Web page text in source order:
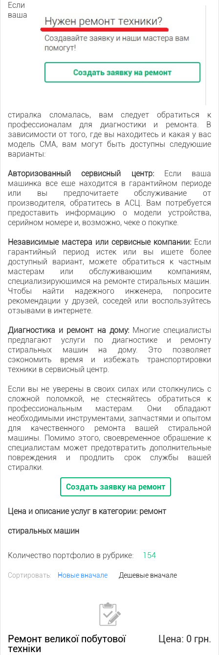
Если
ваша
стиралка сломалась, вам следует обратиться к
профессионалам для диагностики и ремонта. В
зависимости от того, где вы находитесь и какая у вас
модель СМА, вам могут быть доступны следующие
варианты:
Авторизованный сервисный центр:Если ваша
машинка все еще находится в гарантийном периоде
или вы предпочитаете обслуживание от
производителя, обратитесь в АСЦ. Вам потребуется
предоставить информацию о модели устройства,
серийном номере и, возможно, чеке о покупке.
Независимые мастера или сервисные компании: Если
гарантийный период истек или вы ищете более
доступный вариант, можете обратиться к частным
мастерам или обслуживающим компаниям,
специализирующимся на ремонте стиральных машин.
Чтобы найти надежного инженера, попросите
рекомендации у друзей, соседей или воспользуйтесь
отзывами в интернете.
Диагностика и ремонт на дому:Многие специалисты
предлагают услуги по диагностике и ремонту
стиральных машин на дому. Это позволяет
сэкономить время и избежать транспортировки
техники в сервисный центр.
Если вы не уверены в своих силах или столкнулись с
сложной поломкой, не стесняйтесь обратиться к
профессиональным мастерам. Они обладают
необходимыми инструментами, запчастями и опытом
для качественного ремонта вашей стиральной
машины. Помимо этого, своевременное обращение к
специалистам может предотвратить дополнительные
повреждения и продлить срок службы вашей
стиралки.
Создать заявку на ремонт
Цена и описание услуг в категории: ремонт
стиральных машин
Количество портфолио в рубрике: 154
Сортировать: Новые вначале Дешевые вначале
Цена: 0 грн.
Ремонт великої побутової
техніки